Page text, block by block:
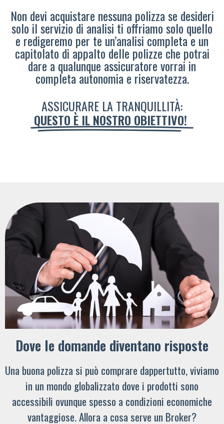
Non devi acquistare nessuna polizza se desideri
solo il servizio di analisi ti offriamo solo quello
e redigeremo per te un’analisi completa e un
capitolato di appalto delle polizze che potrai
dare a qualunque assicuratore vorrai in
completa autonomia e riservatezza.
ASSICURARE LA TRANQUILLITÀ:
QUESTO È IL NOSTRO OBIETTIVO!
Dove le domande diventano risposte
Una buona polizza si può comprare dappertutto, viviamo
in un mondo globalizzato dove i prodotti sono
accessibili ovunque spesso a condizioni economiche
vantaggiose. Allora a cosa serve un Broker?